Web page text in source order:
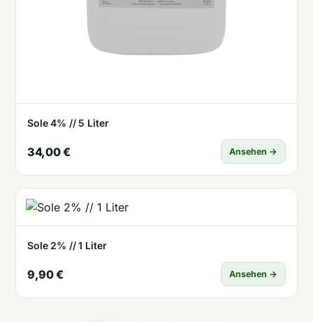
Sole 4% // 5 Liter
34,00 € Ansehen →
Sole 2% // 1 Liter
9,90 € Ansehen →